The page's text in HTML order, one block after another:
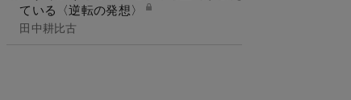
ている〈逆転の発想〉
田中耕比古